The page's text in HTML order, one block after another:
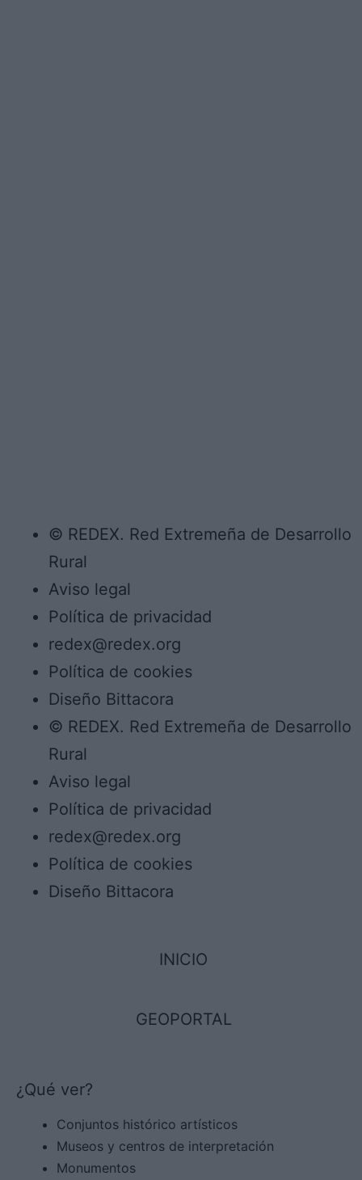
© REDEX. Red Extremeña de Desarrollo
Rural
Aviso legal
Política de privacidad
redex@redex.org
Política de cookies
Diseño Bittacora
© REDEX. Red Extremeña de Desarrollo
Rural
Aviso legal
Política de privacidad
redex@redex.org
Política de cookies
Diseño Bittacora
INICIO
GEOPORTAL
¿Qué ver?
Conjuntos histórico artísticos
Museos y centros de interpretación
Monumentos